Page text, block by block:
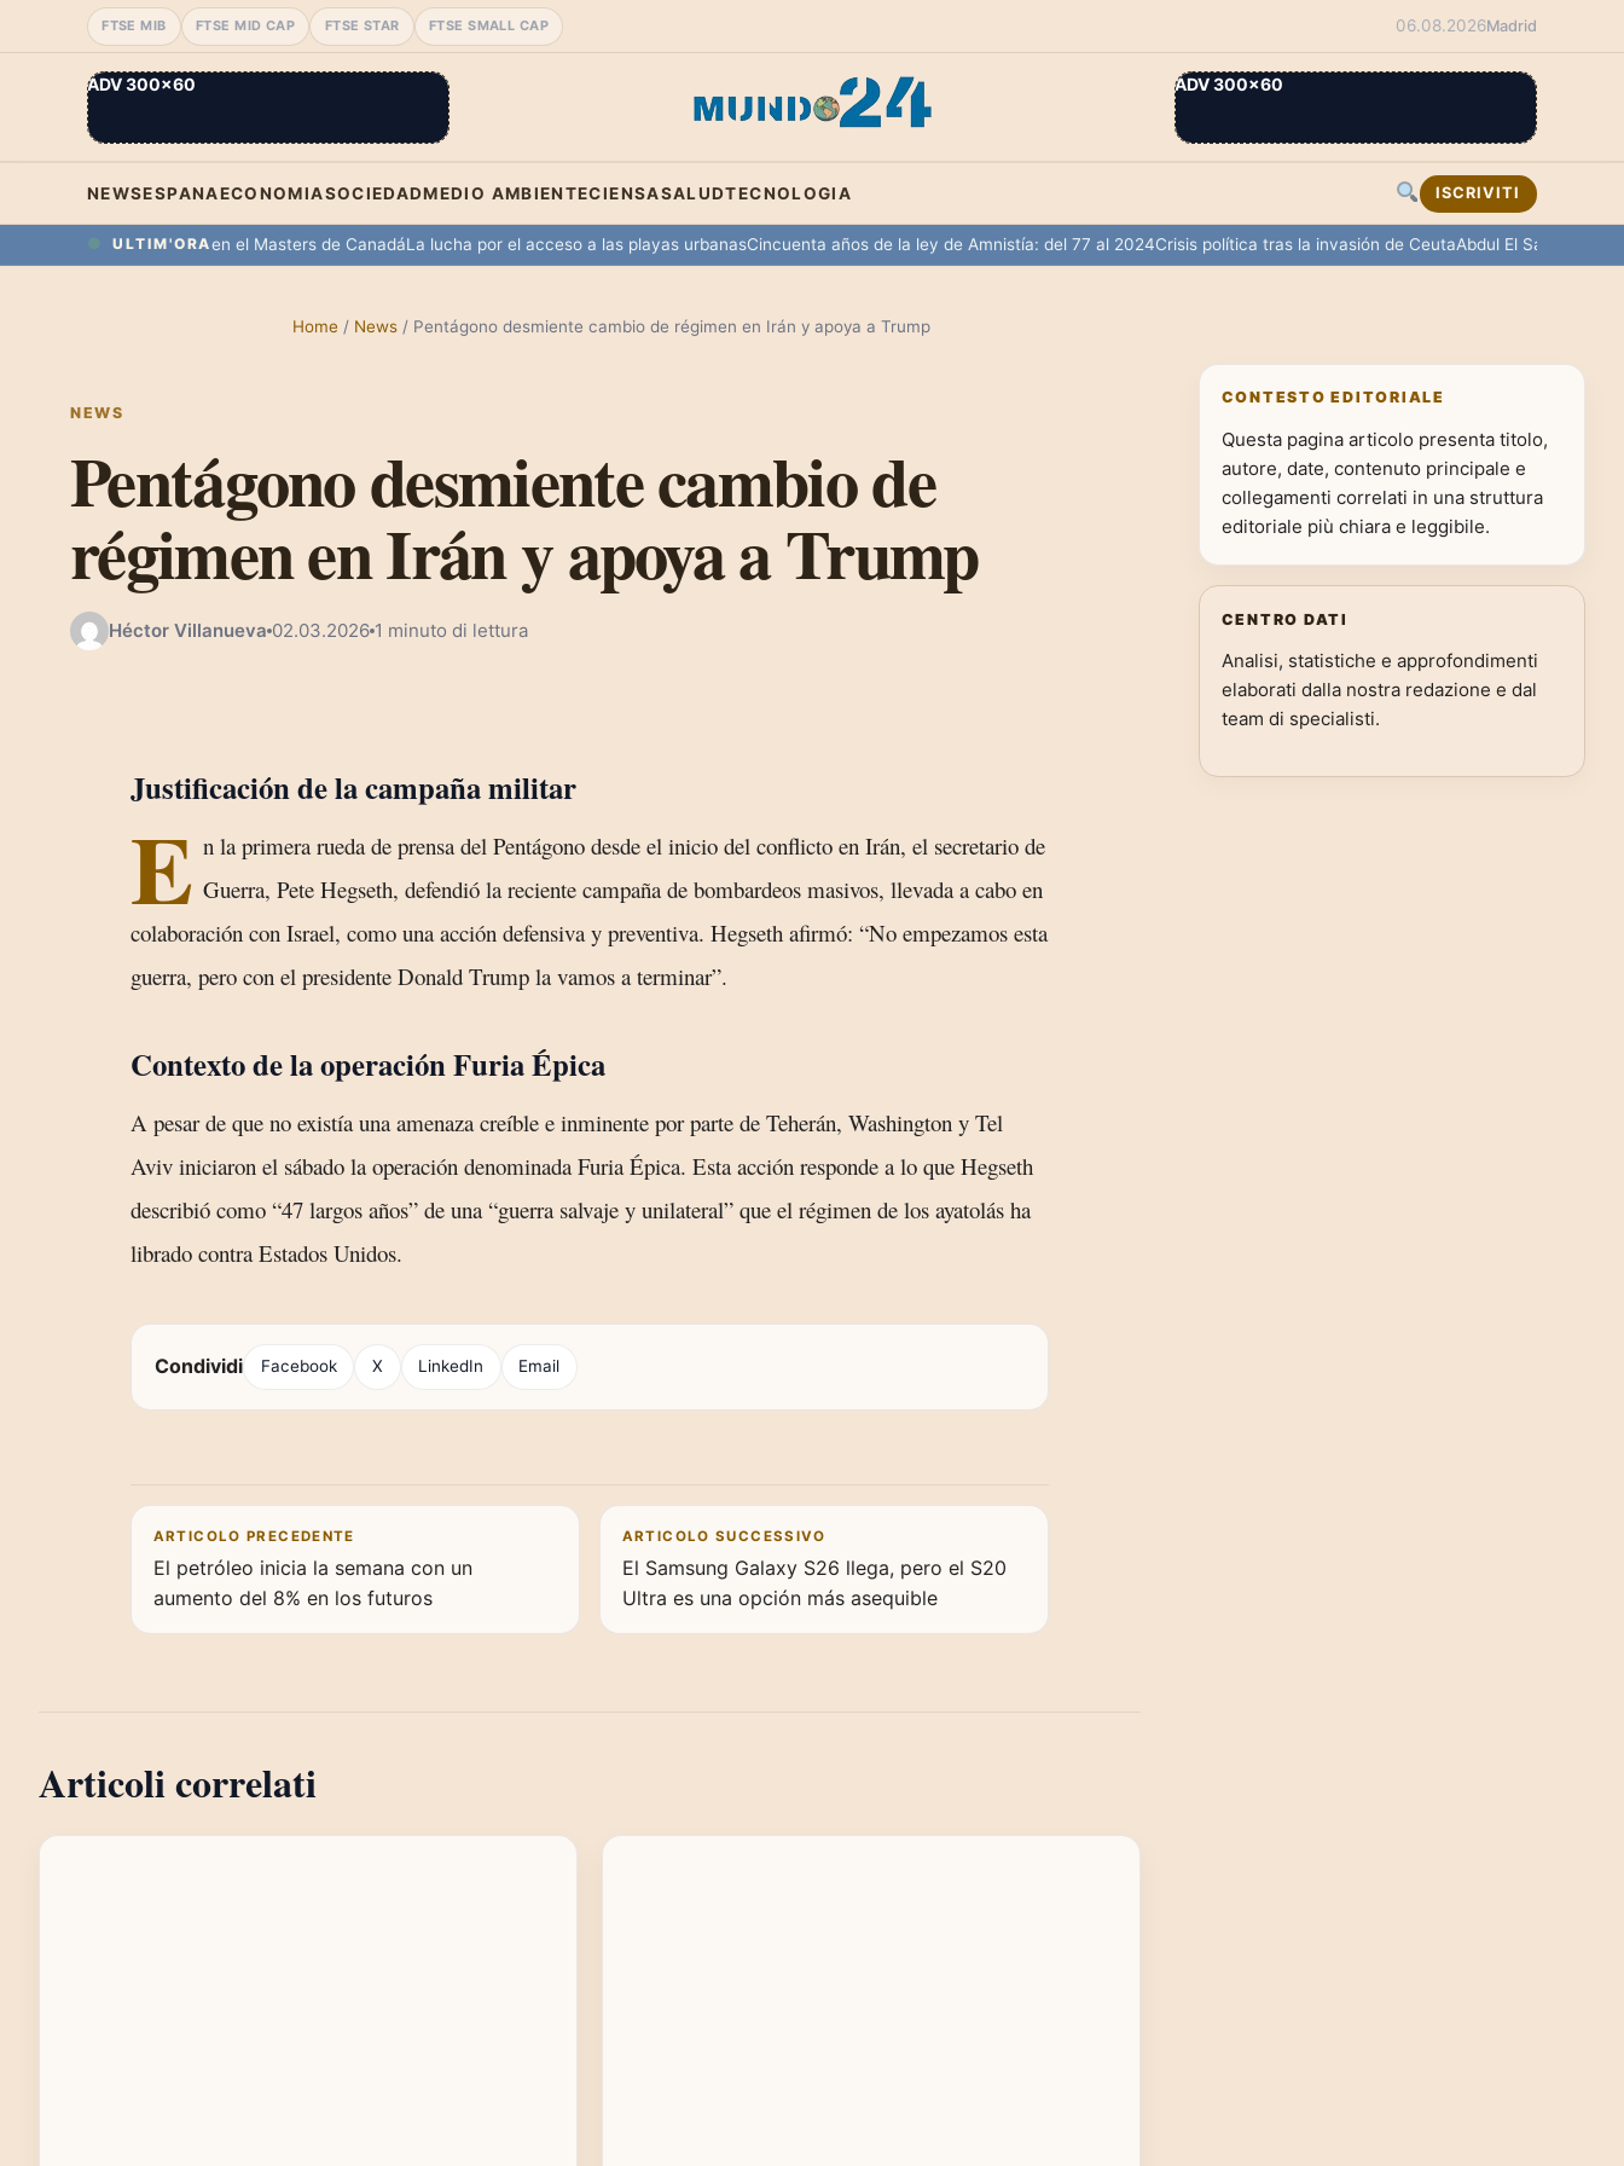
FTSE MIB FTSE MID CAP FTSE STAR FTSE SMALL CAP 06.08.2026Madrid
ADV 300×60 ADV 300×60
NEWSESPANAECONOMIASOCIEDADMEDIO AMBIENTECIENSASALUDTECNOLOGIA ISCRIVITI
ULTIM'ORA
Moutet en su debut en el Masters de CanadáLa lucha por el acceso a las playas urbanasCincuenta años de la ley de Amnistía: del 77 al 2024Crisis política tras la invasión de CeutaAbdul El Sayed triunfa en
Home / News / Pentágono desmiente cambio de régimen en Irán y apoya a Trump
NEWS
Pentágono desmiente cambio de
régimen en Irán y apoya a Trump
Héctor Villanueva 02.03.2026 1 minuto di lettura
Justificación de la campaña militar
E n la primera rueda de prensa del Pentágono desde el inicio del conflicto en Irán, el secretario de
Guerra, Pete Hegseth, defendió la reciente campaña de bombardeos masivos, llevada a cabo en
colaboración con Israel, como una acción defensiva y preventiva. Hegseth afirmó: “No empezamos esta
guerra, pero con el presidente Donald Trump la vamos a terminar”.
Contexto de la operación Furia Épica
A pesar de que no existía una amenaza creíble e inminente por parte de Teherán, Washington y Tel
Aviv iniciaron el sábado la operación denominada Furia Épica. Esta acción responde a lo que Hegseth
describió como “47 largos años” de una “guerra salvaje y unilateral” que el régimen de los ayatolás ha
librado contra Estados Unidos.
Condividi Facebook X LinkedIn Email
Navigazione articoli
ARTICOLO PRECEDENTE
El petróleo inicia la semana con un
aumento del 8% en los futuros
ARTICOLO SUCCESSIVO
El Samsung Galaxy S26 llega, pero el S20
Ultra es una opción más asequible
Articoli correlati
CONTESTO EDITORIALE
Questa pagina articolo presenta titolo,
autore, date, contenuto principale e
collegamenti correlati in una struttura
editoriale più chiara e leggibile.
CENTRO DATI
Analisi, statistiche e approfondimenti
elaborati dalla nostra redazione e dal
team di specialisti.